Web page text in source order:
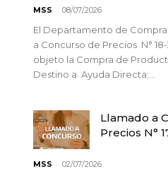
MSS - 08/07/2026
El Departamento de
a Concurso de Precios N°
objeto la Compra de
Destino a Ayuda Directa;...
Llamado a
Precios N°
MSS - 02/07/2026